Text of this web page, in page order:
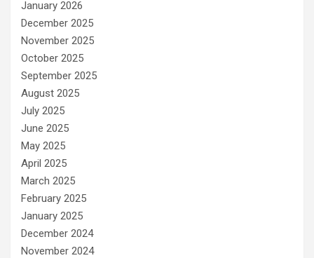
January 2026
December 2025
November 2025
October 2025
September 2025
August 2025
July 2025
June 2025
May 2025
April 2025
March 2025
February 2025
January 2025
December 2024
November 2024